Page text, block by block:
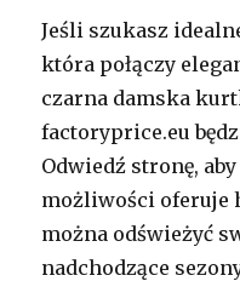
Jeśli szukasz
która połączy
czarna damska
factoryprice.eu
Odwiedź stronę,
możliwości oferuje
można odświeżyć
nadchodzące